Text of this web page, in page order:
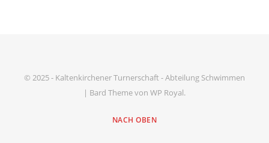
© 2025 - Kaltenkirchener Turnerschaft - Abteilung Schwimmen
| Bard Theme von WP Royal.
NACH OBEN